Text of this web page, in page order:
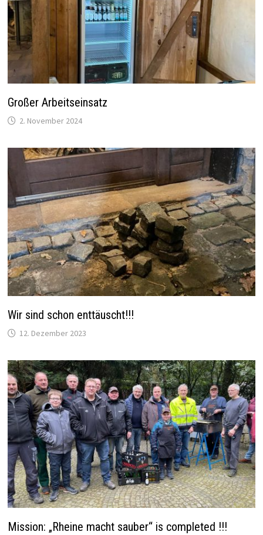
Großer Arbeitseinsatz
2. November 2024
Wir sind schon enttäuscht!!!
12. Dezember 2023
Mission: „Rheine macht sauber“ is completed !!!